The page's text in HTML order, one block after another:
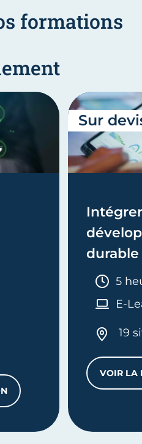
formations
RECYCLAGE
durable
5
E-
19
VOIR LA
Sur